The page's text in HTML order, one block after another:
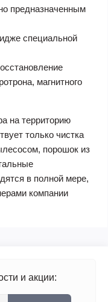
предназначенным
специальной
магнитного
на территорию
только чистка
порошок из
в полной мере,
компании
и акции: